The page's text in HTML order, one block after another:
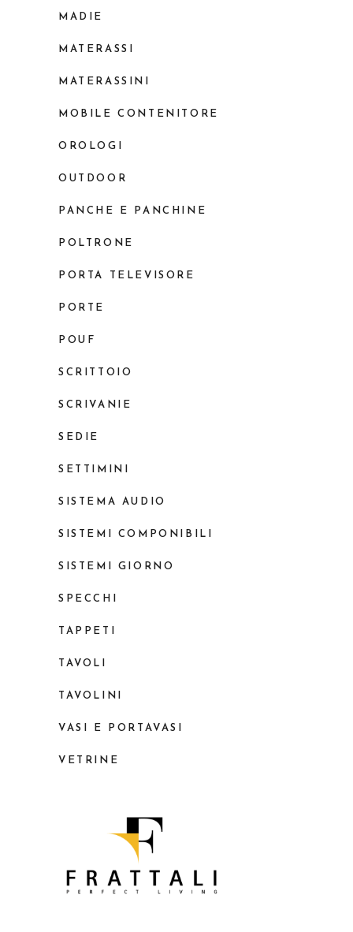
MADIE
MATERASSI
MATERASSINI
MOBILE CONTENITORE
OROLOGI
OUTDOOR
PANCHE E PANCHINE
POLTRONE
PORTA TELEVISORE
PORTE
POUF
SCRITTOIO
SCRIVANIE
SEDIE
SETTIMINI
SISTEMA AUDIO
SISTEMI COMPONIBILI
SISTEMI GIORNO
SPECCHI
TAPPETI
TAVOLI
TAVOLINI
VASI E PORTAVASI
VETRINE